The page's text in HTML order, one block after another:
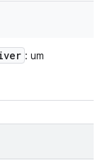
: um